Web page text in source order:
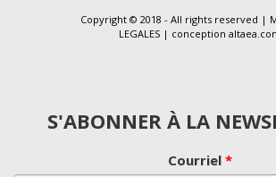
Copyright © 2018 - All rights reserved |
LEGALES | conception
S'ABONNER À LA
Courriel *